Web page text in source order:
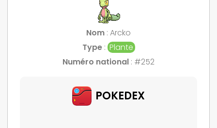
Nom : Arcko
Type: Plante
Numéro national : #252
POKEDEX